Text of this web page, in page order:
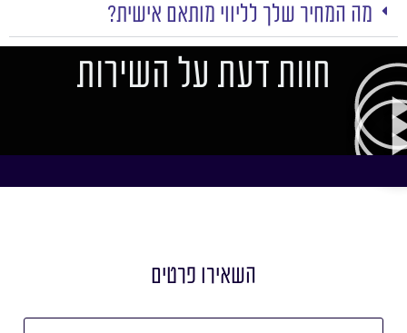
מה המחיר שלך לליווי מותאם אישית?
חוות דעת על השירות
השאירו פרטים